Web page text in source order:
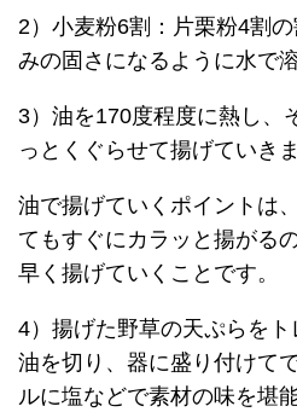
2）小麦粉6割：片栗粉4割
みの固さになるように水で
3）油を170度程度に熱し、
っとくぐらせて揚げていきま
油で揚げていくポイントは
てもすぐにカラッと揚がる
早く揚げていくことです。
4）揚げた野草の天ぷらをト
油を切り、器に盛り付けて
ルに塩などで素材の味を堪